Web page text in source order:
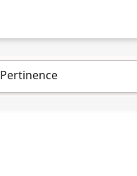
Pertinence